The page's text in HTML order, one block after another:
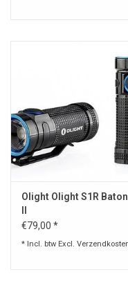
Olight Olight S1R Baton
€79,00 *
* Incl. btw Excl.